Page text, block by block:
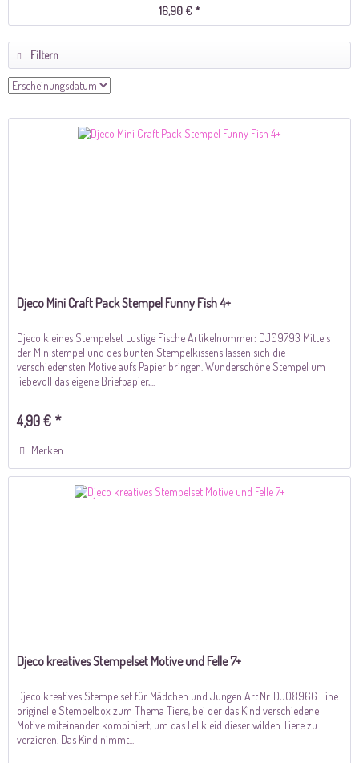
16,90 € *
Filtern
Djeco Mini Craft Pack Stempel Funny Fish 4+
Djeco kleines Stempelset Lustige Fische Artikelnummer: DJ09793 Mittels
der Ministempel und des bunten Stempelkissens lassen sich die
verschiedensten Motive aufs Papier bringen. Wunderschöne Stempel um
liebevoll das eigene Briefpapier,...
4,90 € *
Merken
Djeco kreatives Stempelset Motive und Felle 7+
Djeco kreatives Stempelset für Mädchen und Jungen Art.Nr. DJ08966 Eine
originelle Stempelbox zum Thema Tiere, bei der das Kind verschiedene
Motive miteinander kombiniert, um das Fellkleid dieser wilden Tiere zu
verzieren. Das Kind nimmt...